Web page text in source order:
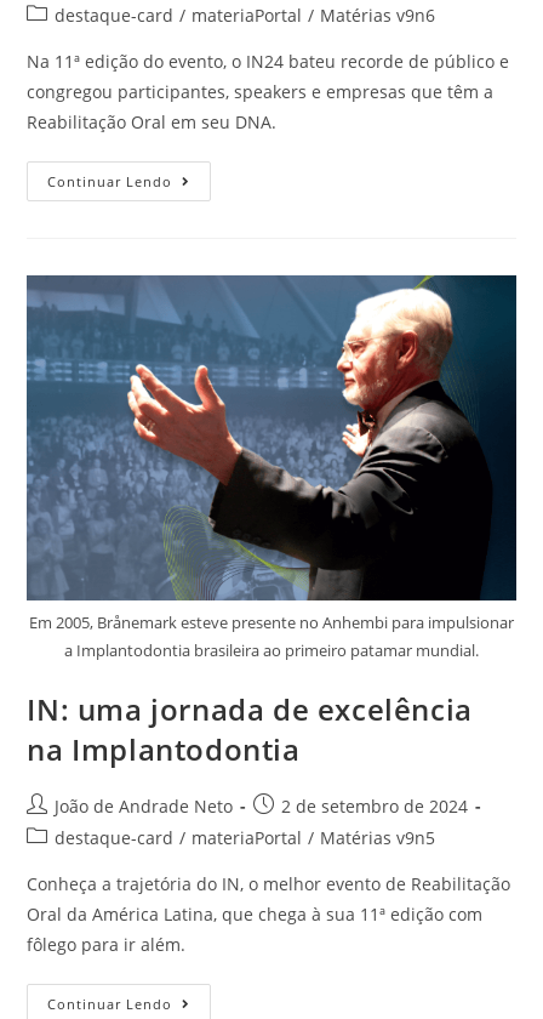
destaque-card / materiaPortal / Matérias v9n6
Na 11ª edição do evento, o IN24 bateu recorde de público e
congregou participantes, speakers e empresas que têm a
Reabilitação Oral em seu DNA.
Continuar Lendo
Em 2005, Brånemark esteve presente no Anhembi para impulsionar
a Implantodontia brasileira ao primeiro patamar mundial.
IN: uma jornada de excelência
na Implantodontia
João de Andrade Neto
2 de setembro de 2024
destaque-card / materiaPortal / Matérias v9n5
Conheça a trajetória do IN, o melhor evento de Reabilitação
Oral da América Latina, que chega à sua 11ª edição com
fôlego para ir além.
Continuar Lendo